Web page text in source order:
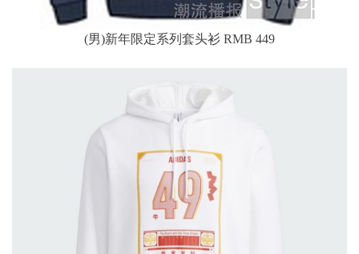
(男)新年限定系列套头衫 RMB 449